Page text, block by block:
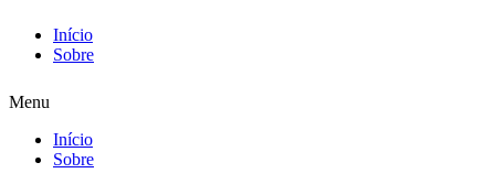
Início
Sobre
Menu
Início
Sobre